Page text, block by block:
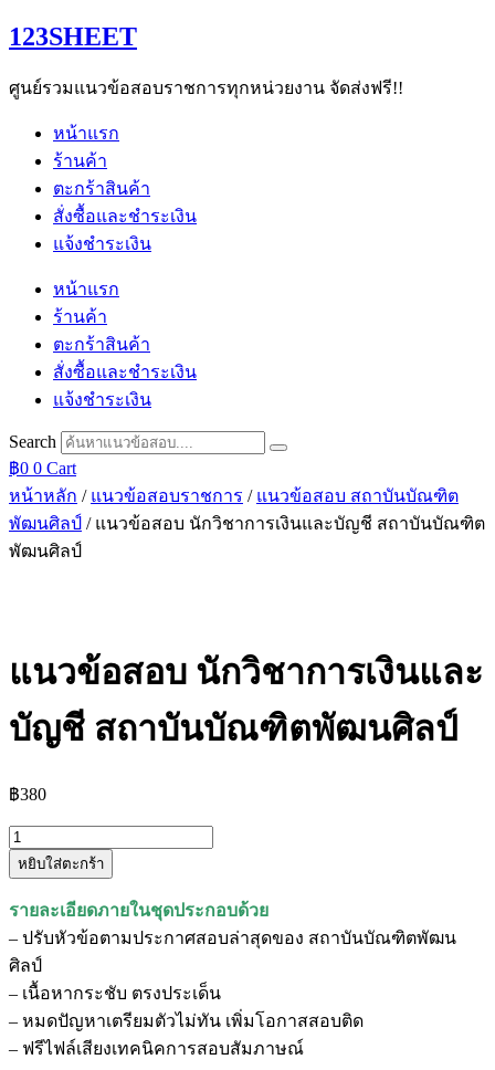
Skip
to
123SHEET
ศูนย์รวมแนวข้อสอบราชการทุกหน่วยงาน จัดส่งฟรี!!
หน้าแรก
ร้านค้า
ตะกร้าสินค้า
สั่งซื้อและชำระเงิน
แจ้งชำระเงิน
หน้าแรก
ร้านค้า
ตะกร้าสินค้า
สั่งซื้อและชำระเงิน
แจ้งชำระเงิน
Search
฿0 0 Cart
หน้าหลัก / แนวข้อสอบราชการ / แนวข้อสอบ สถาบันบัณฑิต
พัฒนศิลป์ / แนวข้อสอบ นักวิชาการเงินและบัญชี สถาบันบัณฑิต
พัฒนศิลป์
แนวข้อสอบ นักวิชาการเงินและ
บัญชี สถาบันบัณฑิตพัฒนศิลป์
฿380
จำนวน
แนว
นัก
วิชาการ
เงิน
และ
บัญชี
สถาบัน
หยิบใส่ตะกร้า
รายละเอียดภายในชุดประกอบด้วย
– ปรับหัวข้อตามประกาศสอบล่าสุดของ สถาบันบัณฑิตพัฒน
ศิลป์
– เนื้อหากระชับ ตรงประเด็น
– หมดปัญหาเตรียมตัวไม่ทัน เพิ่มโอกาสสอบติด
– ฟรีไฟล์เสียงเทคนิคการสอบสัมภาษณ์